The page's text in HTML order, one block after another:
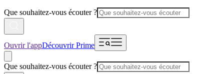
Que souhaitez-vous écouter ?
Ouvrir l'appDécouvrir Prime
Que souhaitez-vous écouter ?